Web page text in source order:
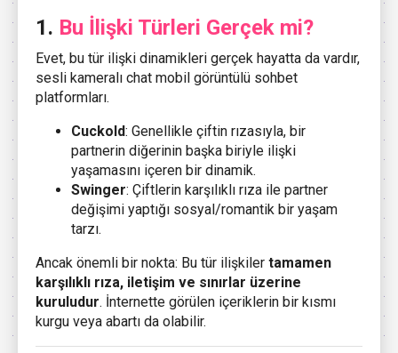
1. Bu İlişki Türleri Gerçek mi?
Evet, bu tür ilişki dinamikleri gerçek hayatta da vardır,
sesli kameralı chat mobil görüntülü sohbet
platformları.
Cuckold: Genellikle çiftin rızasıyla, bir
partnerin diğerinin başka biriyle ilişki
yaşamasını içeren bir dinamik.
Swinger: Çiftlerin karşılıklı rıza ile partner
değişimi yaptığı sosyal/romantik bir yaşam
tarzı.
Ancak önemli bir nokta: Bu tür ilişkiler tamamen
karşılıklı rıza, iletişim ve sınırlar üzerine
kuruludur. İnternette görülen içeriklerin bir kısmı
kurgu veya abartı da olabilir.